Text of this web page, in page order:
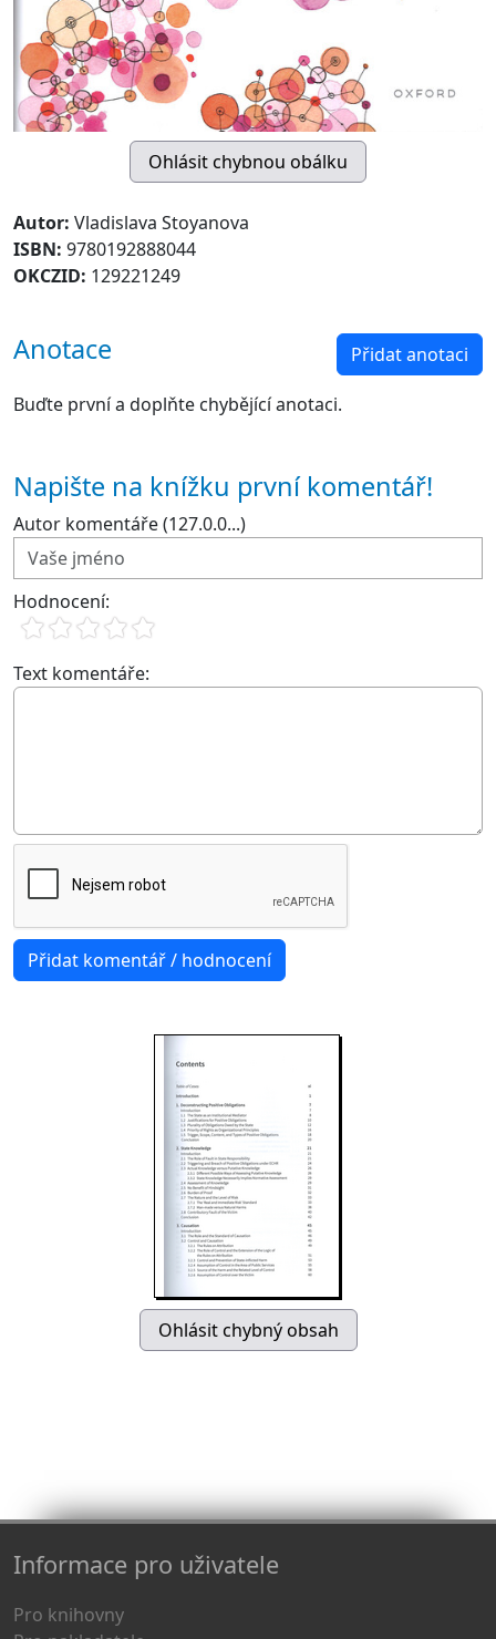
Autor: Vladislava Stoyanova
ISBN: 9780192888044
OKCZID: 129221249
Anotace Přidat anotaci
Buďte první a doplňte chybějící anotaci.
Napište na knížku první komentář!
Autor komentáře (127.0.0...)
Hodnocení:
Text komentáře:
Informace pro uživatele
Pro knihovny